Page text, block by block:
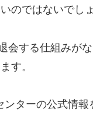
のではないでし
会する仕組みが
す。
ターの公式情